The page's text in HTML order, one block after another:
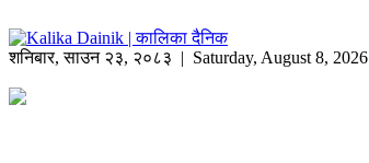
शनिबार,साउन २३, २०८३ | Saturday, August 8, 2026